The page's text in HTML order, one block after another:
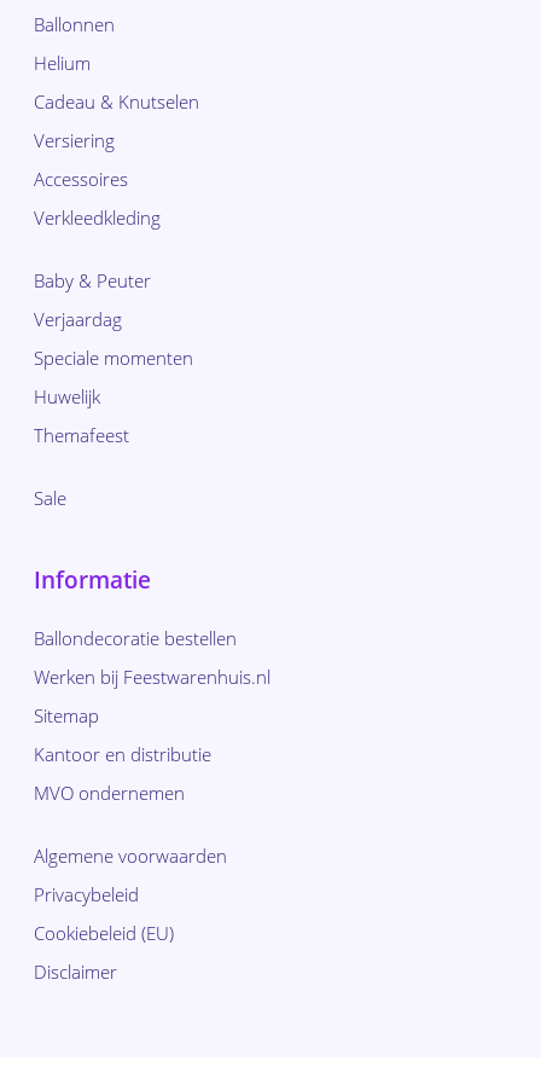
Ballonnen
Helium
Cadeau & Knutselen
Versiering
Accessoires
Verkleedkleding
Baby & Peuter
Verjaardag
Speciale momenten
Huwelijk
Themafeest
Sale
Informatie
Ballondecoratie bestellen
Werken bij Feestwarenhuis.nl
Sitemap
Kantoor en distributie
MVO ondernemen
Algemene voorwaarden
Privacybeleid
Cookiebeleid (EU)
Disclaimer